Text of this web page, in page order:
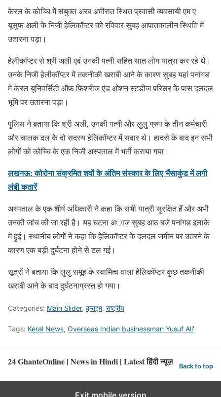
केरल के काेच्चि में संयुक्त अरब अमीरात स्थित प्रवासी व्यवसायी एम ए
यूसुफ अली के निजी हेलिकॉप्टर को रविवार सुबह आपातकालीन स्थिति में
उतारना पड़ा।
हेलीकॉप्टर से श्री अली एवं उनकी पत्नी सहित सात लोग यात्रा कर रहे थे।
उनके निजी हेलीकॉप्टर में तकनीकी खराबी आने के कारण सुबह यहां पनांगड
में केरल यूनिवर्सिटी ऑफ फिशरीज एंड ओशन स्टडीज परिसर के पास दलदल
भूमि पर उतारना पड़ा।
पुलिस ने बताया कि श्री अली, उनकी पत्नी और लुलु ग्रुप के तीन कर्मचारी
और चालक दल के दो सदस्य हेलिकॉप्टर में सवार थे। हादसे के बाद इन सभी
लोगों को कोच्चि के एक निजी अस्पताल में भर्ती कराया गया।
लखनऊ: कोरोना संक्रमित शवों के अंतिम संस्कार के लिए भैंसाकुंड में लगी
लंबी कतारें
अस्पताल के एक शीर्ष अधिकारी ने कहा कि सभी यात्री सुरक्षित हैं और अभी
उनकी जांच की जा रही है। यह घटना अाज सुबह आठ बजे पनांगड इलाके
में हुई। स्थानीय लोगों ने कहा कि हेलिकॉप्टर के दलदल जमीन पर उतरने के
कारण एक बड़ी दुर्घटना होने से टल गई।
सूत्रों ने बताया कि लुलु समूह के स्वामित्व वाला हेलिकॉप्टर कुछ तकनीकी
खराबी आने के बाद दुर्घटनाग्रस्त हो गया।
Categories: Main Slider, क्राइम, राष्ट्रीय
Tags: Keral News, Overseas Indian businessman Yusuf Ali'
24 GhanteOnline | News in Hindi | Latest हिंदी न्यूज़ Back to top
Exit mobile version